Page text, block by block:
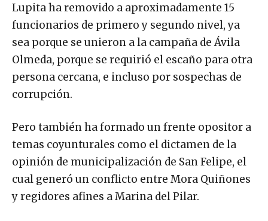
Lupita ha removido a aproximadamente 15
funcionarios de primero y segundo nivel, ya
sea porque se unieron a la campaña de Ávila
Olmeda, porque se requirió el escaño para otra
persona cercana, e incluso por sospechas de
corrupción.
Pero también ha formado un frente opositor a
temas coyunturales como el dictamen de la
opinión de municipalización de San Felipe, el
cual generó un conflicto entre Mora Quiñones
y regidores afines a Marina del Pilar.